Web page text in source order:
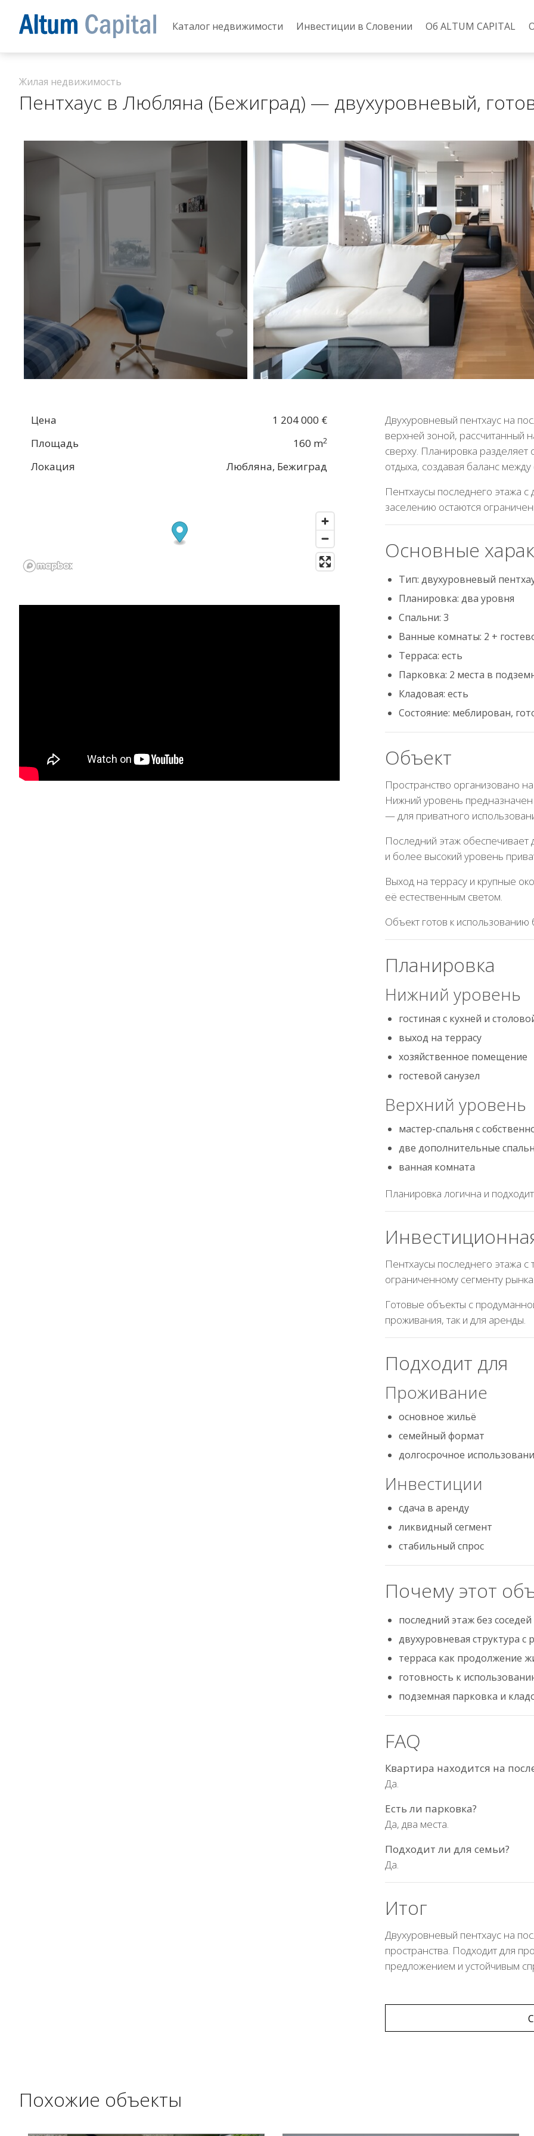
Каталог недвижимости Инвестиции в Словении Об ALTUM CAPITAL
Жилая недвижимость
Пентхаус в Любляна (Бежиград) — двухуровневый,
Цена
1 204 000 €
Площадь
160 m2
Локация Любляна, Бежиград
Двухуровневый пентхаус на
верхней зоной, рассчитанный
сверху. Планировка
отдыха, создавая баланс
Пентхаусы последнего этажа с
заселению остаются
Основные
Тип: двухуровневый
Планировка: два уровня
Спальни: 3
Ванные комнаты: 2 +
Терраса: есть
Парковка: 2 места в
Кладовая: есть
Состояние: меблирован,
Объект
Пространство организовано
Нижний уровень
— для приватного
Последний этаж обеспечивает
и более высокий уровень
Выход на террасу и крупные
её естественным светом.
Объект готов к
Планировка
Нижний уровень
гостиная с кухней и
выход на террасу
хозяйственное помещение
гостевой санузел
Верхний уровень
мастер-спальня с
две дополнительные
ванная комната
Планировка логична и
Пентхаусы последнего этажа с
ограниченному сегменту рынка.
Готовые объекты с
проживания, так и для аренды.
Подходит для
Проживание
основное жильё
семейный формат
долгосрочное
Инвестиции
сдача в аренду
ликвидный сегмент
стабильный спрос
Почему этот
последний этаж без соседей
двухуровневая структура с
терраса как продолжение
готовность к
подземная парковка и
FAQ
Квартира находится на
Да.
Есть ли парковка?
Да, два места.
Подходит ли для семьи?
Да.
Итог
Двухуровневый пентхаус на
пространства. Подходит для
предложением и устойчивым
Похожие объекты